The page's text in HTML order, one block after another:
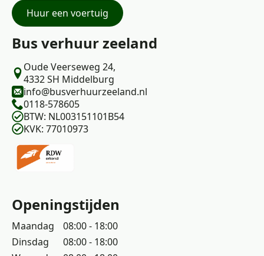
Huur een voertuig
Bus verhuur zeeland
Oude Veerseweg 24,
4332 SH Middelburg
info@busverhuurzeeland.nl
0118-578605
BTW: NL003151101B54
KVK: 77010973
Openingstijden
Maandag
Dinsdag
08:00 - 18:00
08:00 - 18:00